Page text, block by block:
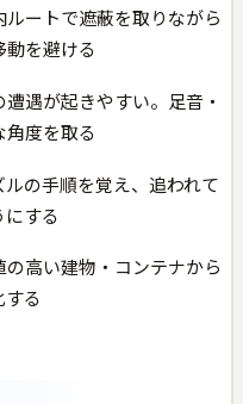
ルートで遮蔽を取りながら
を避ける
遭遇が起きやすい。足音・
度を取る
ルの手順を覚え、追われて
する
の高い建物・コンテナから
る